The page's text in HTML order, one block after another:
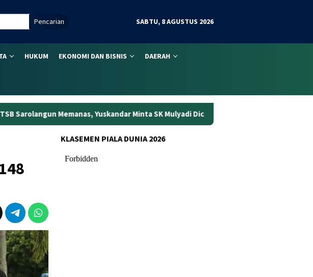
Pencarian SABTU, 8 AGUSTUS 2026
HUKUM EKONOMI DAN BISNIS DAERAH
Yuskandar Minta SK Mulyadi Dicabut Bukan Cuma Silaturahmi! Turnamen
KLASEMEN PIALA DUNIA 2026